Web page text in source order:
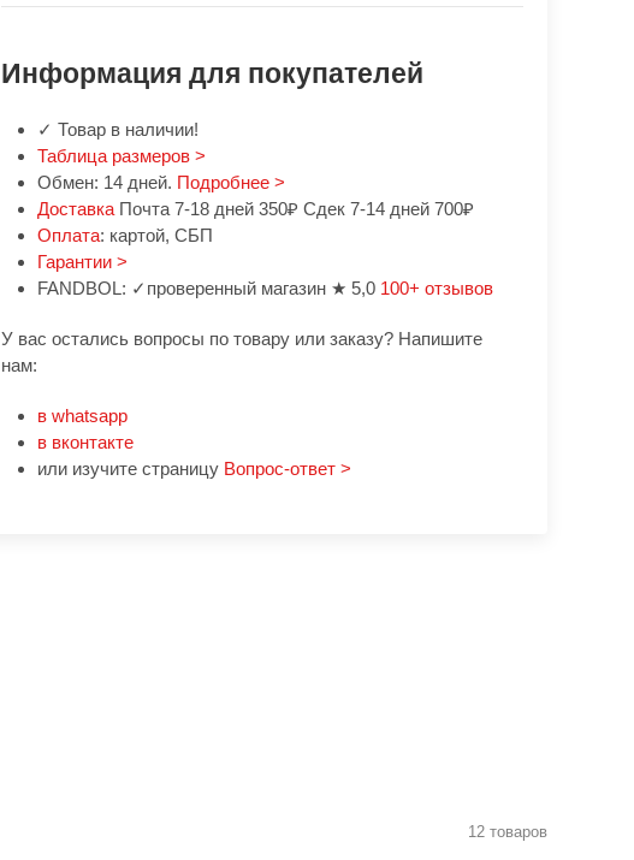
Информация для покупателей
✓ Товар в наличии!
Таблица размеров >
Обмен: 14 дней. Подробнее >
Доставка Почта 7-18 дней 350₽ Сдек 7-14 дней 700₽
Оплата: картой, СБП
Гарантии >
FANDBOL: ✓проверенный магазин ★ 5,0 100+ отзывов
У вас остались вопросы по товару или заказу? Напишите
нам:
в whatsapp
в вконтакте
или изучите страницу Вопрос-ответ >
12 товаров